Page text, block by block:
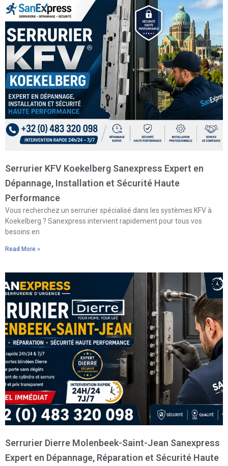
Serrurier KFV Koekelberg Sanexpress Expert en
Dépannage, Installation et Sécurité Haute
Performance
Vous recherchez un serrurier spécialisé dans les systèmes KFV à
Koekelberg ? Sanexpress intervient rapidement pour tous vos
besoins en
Read More »
Serrurier Dierre Molenbeek-Saint-Jean Sanexpress
Expert en Dépannage, Réparation et Sécurité Haute